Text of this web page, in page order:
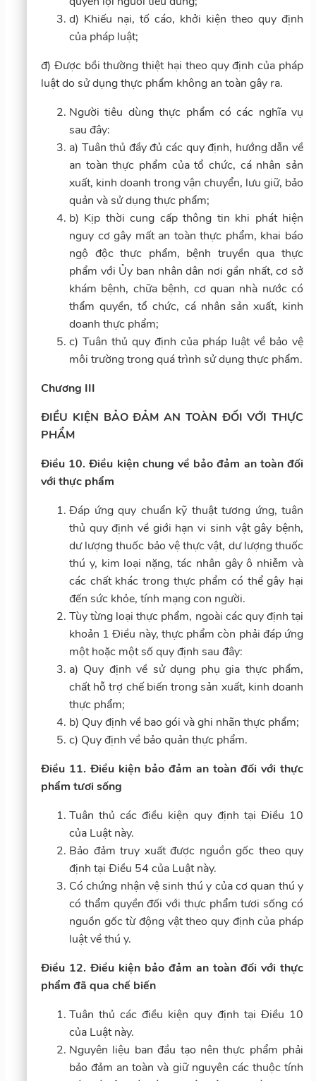
d) Khiếu nại, tố cáo, khởi kiện theo quy định
của pháp luật;
đ) Được bồi thường thiệt hại theo quy định của pháp
luật do sử dụng thực phẩm không an toàn gây ra.
Người tiêu dùng thực phẩm có các nghĩa vụ
sau đây:
a) Tuân thủ đầy đủ các quy định, hướng dẫn về
an toàn thực phẩm của tổ chức, cá nhân sản
xuất, kinh doanh trong vận chuyển, lưu giữ, bảo
quản và sử dụng thực phẩm;
b) Kịp thời cung cấp thông tin khi phát hiện
nguy cơ gây mất an toàn thực phẩm, khai báo
ngộ độc thực phẩm, bệnh truyền qua thực
phẩm với Ủy ban nhân dân nơi gần nhất, cơ sở
khám bệnh, chữa bệnh, cơ quan nhà nước có
thẩm quyền, tổ chức, cá nhân sản xuất, kinh
doanh thực phẩm;
c) Tuân thủ quy định của pháp luật về bảo vệ
môi trường trong quá trình sử dụng thực phẩm.
Chương III
ĐIỀU KIỆN BẢO ĐẢM AN TOÀN ĐỐI VỚI THỰC
PHẨM
Điều 10. Điều kiện chung về bảo đảm an toàn đối
với thực phẩm
Đáp ứng quy chuẩn kỹ thuật tương ứng, tuân
thủ quy định về giới hạn vi sinh vật gây bệnh,
dư lượng thuốc bảo vệ thực vật, dư lượng thuốc
thú y, kim loại nặng, tác nhân gây ô nhiễm và
các chất khác trong thực phẩm có thể gây hại
đến sức khỏe, tính mạng con người.
Tùy từng loại thực phẩm, ngoài các quy định tại
khoản 1 Điều này, thực phẩm còn phải đáp ứng
một hoặc một số quy định sau đây:
a) Quy định về sử dụng phụ gia thực phẩm,
chất hỗ trợ chế biến trong sản xuất, kinh doanh
thực phẩm;
b) Quy định về bao gói và ghi nhãn thực phẩm;
c) Quy định về bảo quản thực phẩm.
Điều 11. Điều kiện bảo đảm an toàn đối với thực
phẩm tươi sống
Tuân thủ các điều kiện quy định tại Điều 10
của Luật này.
Bảo đảm truy xuất được nguồn gốc theo quy
định tại Điều 54 của Luật này.
Có chứng nhận vệ sinh thú y của cơ quan thú y
có thẩm quyền đối với thực phẩm tươi sống có
nguồn gốc từ động vật theo quy định của pháp
luật về thú y.
Điều 12. Điều kiện bảo đảm an toàn đối với thực
phẩm đã qua chế biến
Tuân thủ các điều kiện quy định tại Điều 10
của Luật này.
Nguyên liệu ban đầu tạo nên thực phẩm phải
bảo đảm an toàn và giữ nguyên các thuộc tính